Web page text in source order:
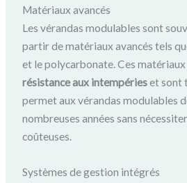
Matériaux avancés
Les vérandas modulables sont
partir de matériaux avancés tels
et le polycarbonate. Ces
résistance aux intempérieset sont
permet aux vérandas modulables
nombreuses années sans
coûteuses.
Systèmes de gestion intégrés